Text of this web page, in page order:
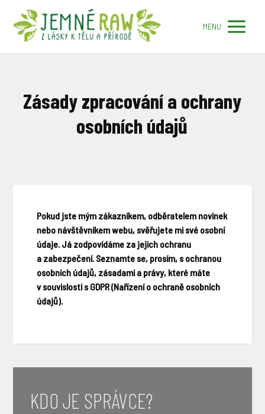
MENU
Zásady zpracování a ochrany
osobních údajů
Pokud jste mým zákazníkem, odběratelem novinek
nebo návštěvníkem webu, svěřujete mi své osobní
údaje. Já zodpovídáme za jejich ochranu
a zabezpečení. Seznamte se, prosím, s ochranou
osobních údajů, zásadami a právy, které máte
v souvislosti s GDPR (Nařízení o ochraně osobních
údajů).
KDO JE SPRÁVCE?